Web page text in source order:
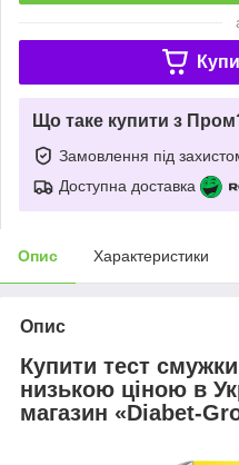
Що таке купити з
Замовлення під
Доступна доставка
Опис Характеристики
Опис
Купити тест
низькою ціною в
магазин «Diabet-